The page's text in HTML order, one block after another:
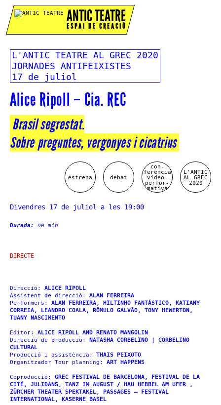
ANTIC TEATRE
ESPAI DE CREACIÓ
L'ANTIC TEATRE AL GREC 2020
JORNADES ANTIFEIXISTES
17 de juliol
Alice Ripoll – Cia. REC
Brasil segrestat.
Sobre preguntes, vergonyes i cicatrius
L'ANTIC
AL GREC
2020
con-
ferència
vídeo-
perfor-
mativa
debat
estrena
Divendres 17 de juliol a les 19:00
Durada: 90 min
DIRECTE
Direcció: ALICE RIPOLL
Assistent de direcció : ALAN FERREIRA
Performers: ALAN FERREIRA, HILTINHO FANTÁSTICO, KATIANY
CORREIA, LEANDRO COALA, RÔMULO GALVÃO, TONY HEWERTON,
TUANY NASCIMENTO
Editor: ALICE RIPOLL AND RENATO MANGOLIN
Direcció de producció: NATASHA CORBELINO | CORBELINO
CULTURAL
Producció i assistència:
THAIS PEIXOTO
Organitzador Tour planning: ART HAPPENS
Coproducció: GREC FESTIVAL DE BARCELONA, FESTIVAL DE LA
CITÉ, JULIDANS, TANZ IM AUGUST / HAU HEBBEL AM UFER
,
ZÜRCHER THEATER SPEKTAKEL, PASSAGES – FESTIVAL
INTERNATIONAL, KASERNE BASEL